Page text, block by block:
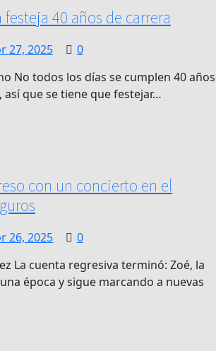
40 años de carrera
27, 2025
0
No todos los días se cumplen 40 años
así que se tiene que festejar…
con un concierto en el
26, 2025
0
La cuenta regresiva terminó: Zoé, la
época y sigue marcando a nuevas